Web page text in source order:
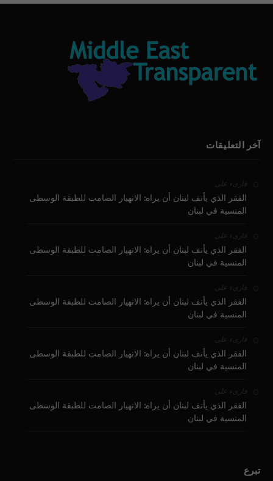
آخر التعليقات
قارىء على
الفقر الذي يأنف لبنان أن يراه: الانهيار الصامت للطبقة الوسطى
المنسية في لبنان
قارىء على
الفقر الذي يأنف لبنان أن يراه: الانهيار الصامت للطبقة الوسطى
المنسية في لبنان
قارىء على
الفقر الذي يأنف لبنان أن يراه: الانهيار الصامت للطبقة الوسطى
المنسية في لبنان
قارىء على
الفقر الذي يأنف لبنان أن يراه: الانهيار الصامت للطبقة الوسطى
المنسية في لبنان
قارىء على
الفقر الذي يأنف لبنان أن يراه: الانهيار الصامت للطبقة الوسطى
المنسية في لبنان
تبرع